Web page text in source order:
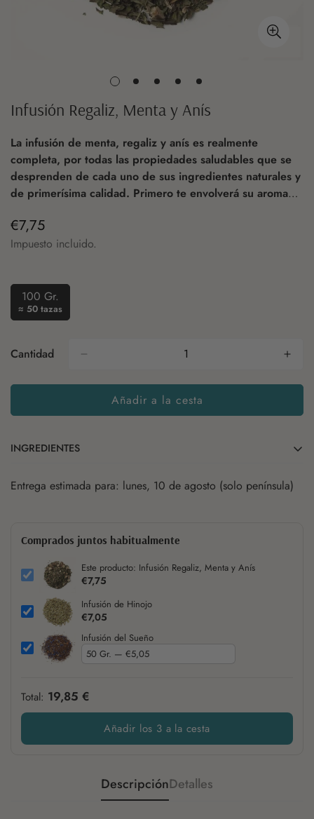
Infusión Regaliz, Menta y Anís
La infusión de menta, regaliz y anís es realmente
completa, por todas las propiedades saludables que se
desprenden de cada uno de sus ingredientes naturales y
de primerísima calidad. Primero te envolverá su aroma
culminar con un sabor fresco y agradable. Muy digestiva
Precio
regular
€7,75
Impuesto incluido.
100 Gr.
≈ 50 tazas
Variante
Agotada
No
Cantidad
Añadir a la cesta
INGREDIENTES
Menta
Regaliz
Entrega estimada para: lunes, 10 de agosto (solo península)
Comprados juntos habitualmente
Este producto: Infusión Regaliz, Menta y Anís
€7,75
Infusión de Hinojo
€7,05
Infusión del Sueño
Total: 19,85 €
Añadir los 3 a la cesta
DescripciónDetalles